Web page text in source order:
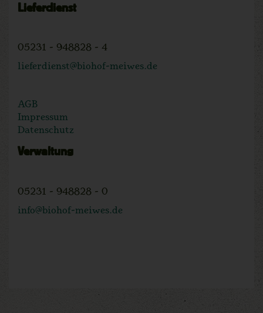
Lieferdienst
05231 - 948828 - 4
lieferdienst@biohof-meiwes.de
AGB
Impressum
Datenschutz
Verwaltung
05231 - 948828 - 0
info@biohof-meiwes.de